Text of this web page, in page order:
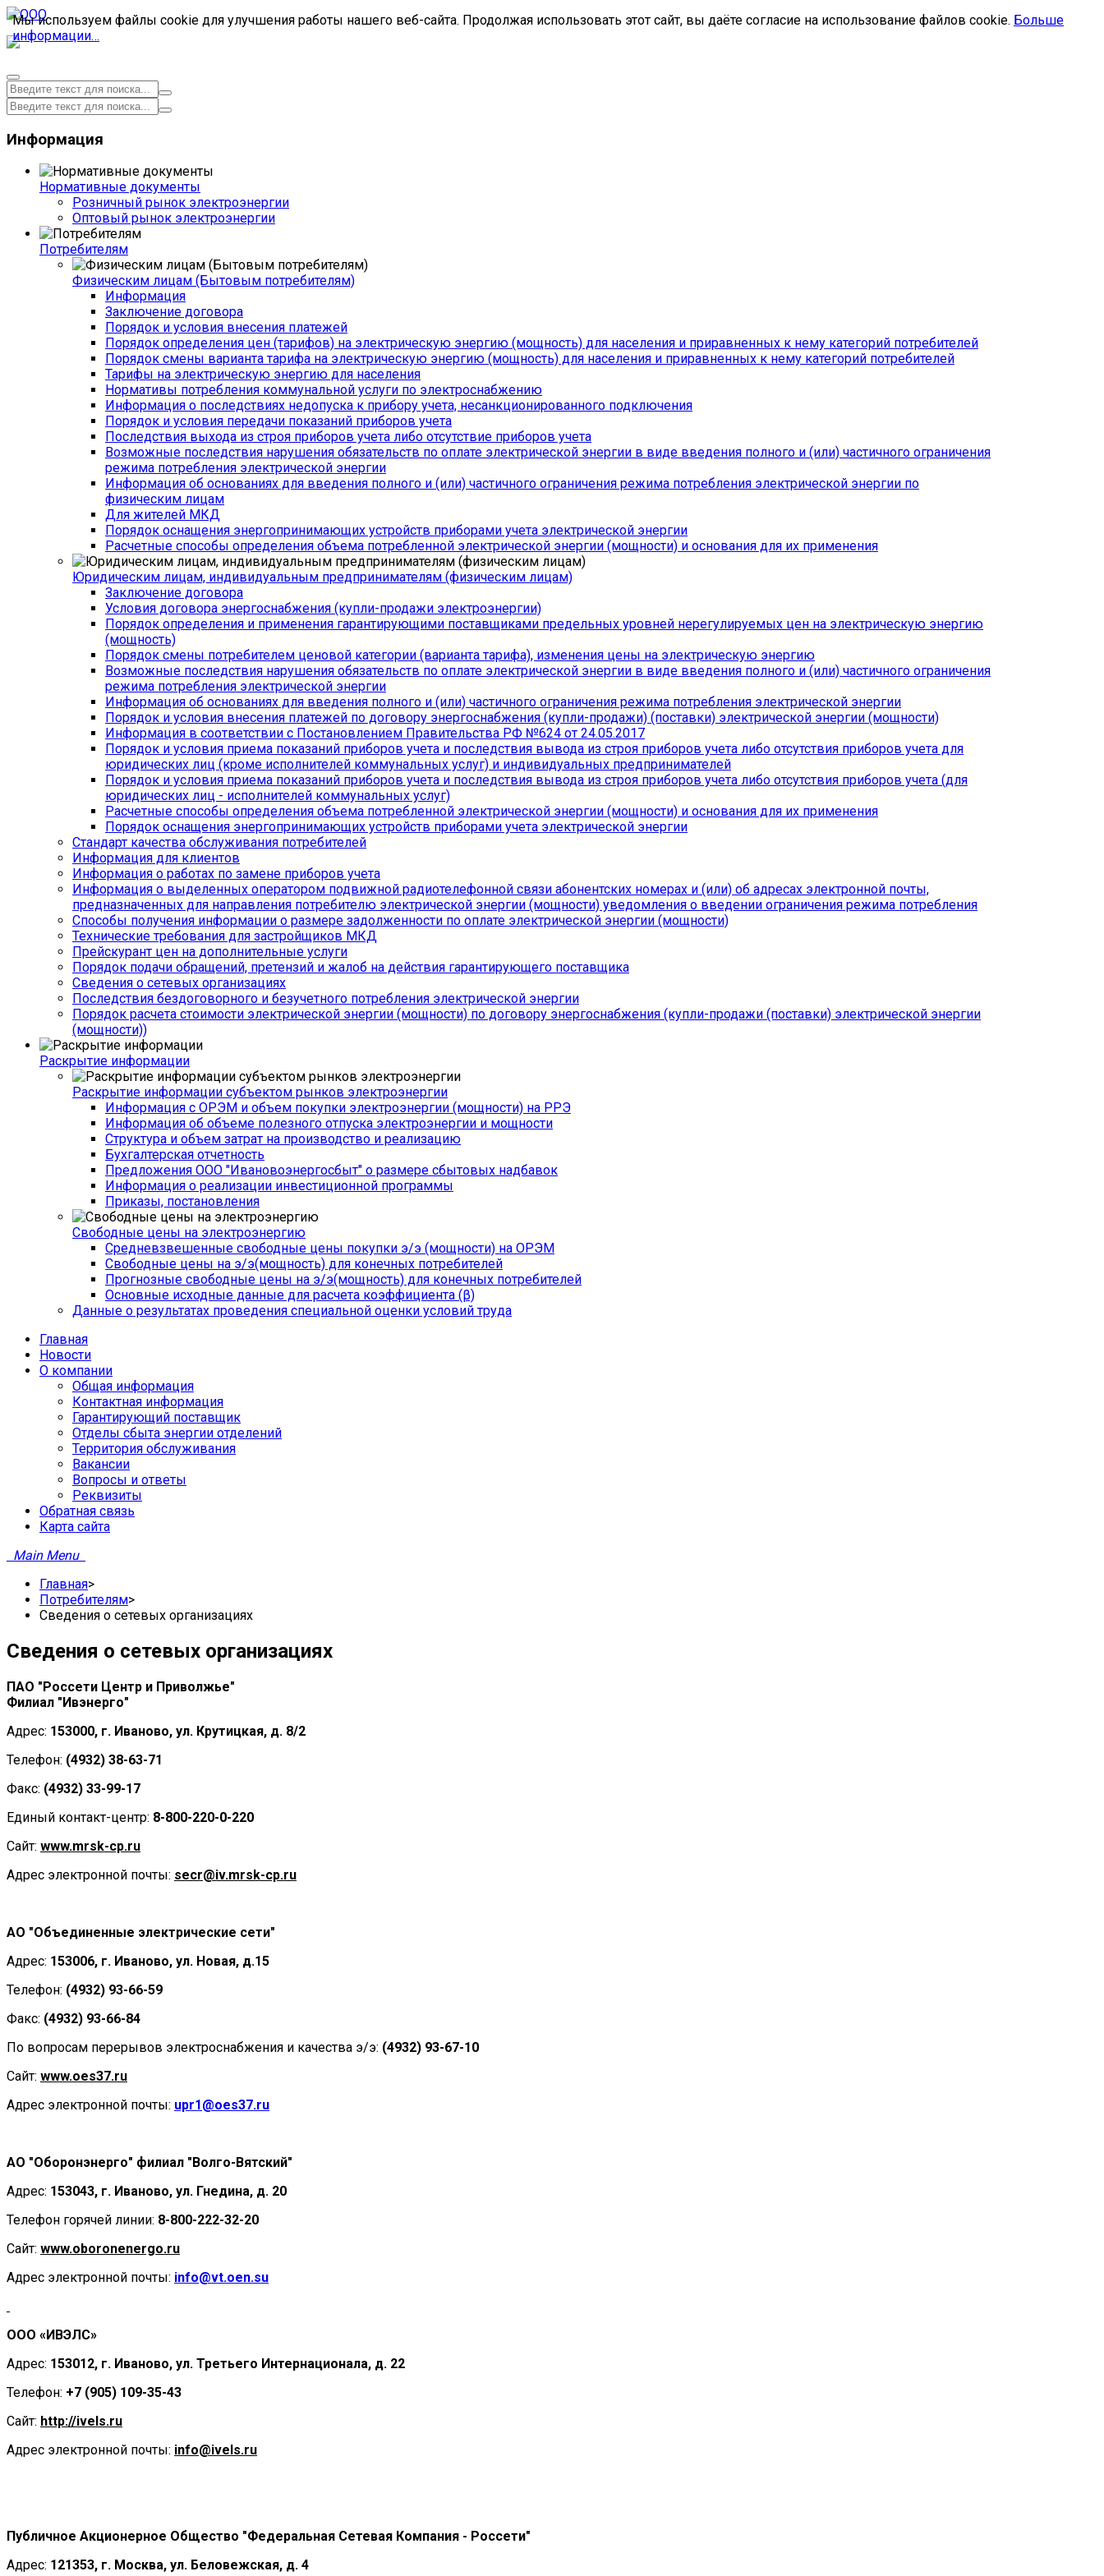
Информация
Нормативные документы
Розничный рынок электроэнергии
Оптовый рынок электроэнергии
Потребителям
Физическим лицам (Бытовым потребителям)
Информация
Заключение договора
Порядок и условия внесения платежей
Порядок определения цен (тарифов) на электрическую энергию (мощность) для населения и приравненных к нему категорий потребителей
Порядок смены варианта тарифа на электрическую энергию (мощность) для населения и приравненных к нему категорий потребителей
Тарифы на электрическую энергию для населения
Нормативы потребления коммунальной услуги по электроснабжению
Информация о последствиях недопуска к прибору учета, несанкционированного подключения
Порядок и условия передачи показаний приборов учета
Последствия выхода из строя приборов учета либо отсутствие приборов учета
Возможные последствия нарушения обязательств по оплате электрической энергии в виде введения полного и (или) частичного ограничения
режима потребления электрической энергии
Информация об основаниях для введения полного и (или) частичного ограничения режима потребления электрической энергии по
физическим лицам
Для жителей МКД
Порядок оснащения энергопринимающих устройств приборами учета электрической энергии
Расчетные способы определения объема потребленной электрической энергии (мощности) и основания для их применения
Юридическим лицам, индивидуальным предпринимателям (физическим лицам)
Заключение договора
Условия договора энергоснабжения (купли-продажи электроэнергии)
Порядок определения и применения гарантирующими поставщиками предельных уровней нерегулируемых цен на электрическую энергию
(мощность)
Порядок смены потребителем ценовой категории (варианта тарифа), изменения цены на электрическую энергию
Возможные последствия нарушения обязательств по оплате электрической энергии в виде введения полного и (или) частичного ограничения
режима потребления электрической энергии
Информация об основаниях для введения полного и (или) частичного ограничения режима потребления электрической энергии
Порядок и условия внесения платежей по договору энергоснабжения (купли-продажи) (поставки) электрической энергии (мощности)
Информация в соответствии с Постановлением Правительства РФ №624 от 24.05.2017
Порядок и условия приема показаний приборов учета и последствия вывода из строя приборов учета либо отсутствия приборов учета для
юридических лиц (кроме исполнителей коммунальных услуг) и индивидуальных предпринимателей
Порядок и условия приема показаний приборов учета и последствия вывода из строя приборов учета либо отсутствия приборов учета (для
юридических лиц - исполнителей коммунальных услуг)
Расчетные способы определения объема потребленной электрической энергии (мощности) и основания для их применения
Порядок оснащения энергопринимающих устройств приборами учета электрической энергии
Стандарт качества обслуживания потребителей
Информация для клиентов
Информация о работах по замене приборов учета
Информация о выделенных оператором подвижной радиотелефонной связи абонентских номерах и (или) об адресах электронной почты,
предназначенных для направления потребителю электрической энергии (мощности) уведомления о введении ограничения режима потребления
Способы получения информации о размере задолженности по оплате электрической энергии (мощности)
Технические требования для застройщиков МКД
Прейскурант цен на дополнительные услуги
Порядок подачи обращений, претензий и жалоб на действия гарантирующего поставщика
Сведения о сетевых организациях
Последствия бездоговорного и безучетного потребления электрической энергии
Порядок расчета стоимости электрической энергии (мощности) по договору энергоснабжения (купли-продажи (поставки) электрической энергии
(мощности))
Раскрытие информации
Раскрытие информации субъектом рынков электроэнергии
Информация с ОРЭМ и объем покупки электроэнергии (мощности) на РРЭ
Информация об объеме полезного отпуска электроэнергии и мощности
Структура и объем затрат на производство и реализацию
Бухгалтерская отчетность
Предложения ООО "Ивановоэнергосбыт" о размере сбытовых надбавок
Информация о реализации инвестиционной программы
Приказы, постановления
Свободные цены на электроэнергию
Средневзвешенные свободные цены покупки э/э (мощности) на ОРЭМ
Свободные цены на э/э(мощность) для конечных потребителей
Прогнозные свободные цены на э/э(мощность) для конечных потребителей
Основные исходные данные для расчета коэффициента (β)
Данные о результатах проведения специальной оценки условий труда
Главная
Новости
О компании
Общая информация
­Контактная информация
Гарантирующий поставщик
Отделы сбыта энергии отделений
Территория обслуживания
Вакансии
Вопросы и ответы
Реквизиты
­Обратная связь
Карта сайта
Main Menu
Главная>
Потребителям>
Сведения о сетевых организациях
Сведения о сетевых организациях
ПАО "Россети Центр и Приволжье"
Филиал "Ивэнерго"
Адрес: 153000, г. Иваново, ул. Крутицкая, д. 8/2
Телефон: (4932) 38-63-71
Факс: (4932) 33-99-17
Единый контакт-центр: 8-800-220-0-220
Сайт: www.mrsk-cp.ru
Адрес электронной почты: secr@iv.mrsk-cp.ru
АО "Объединенные электрические сети"
Адрес: 153006, г. Иваново, ул. Новая, д.15
Телефон: (4932) 93-66-59
Факс: (4932) 93-66-84
По вопросам перерывов электроснабжения и качества э/э: (4932) 93-67-10
Сайт: www.oes37.ru
Адрес электронной почты: upr1@oes37.ru
АО "Оборонэнерго" филиал "Волго-Вятский"
Адрес: 153043, г. Иваново, ул. Гнедина, д. 20
Телефон горячей линии: 8-800-222-32-20
Сайт: www.oboronenergo.ru
Адрес электронной почты: info@vt.oen.su
ООО «ИВЭЛС»
Адрес: 153012, г. Иваново, ул. Третьего Интернационала, д. 22
Телефон: +7 (905) 109-35-43
Сайт: http://ivels.ru
Адрес электронной почты: info@ivels.ru
Публичное Акционерное Общество "Федеральная Сетевая Компания - Россети"
Адрес: 121353, г. Москва, ул. Беловежская, д. 4
Мы используем файлы cookie для улучшения работы нашего веб-сайта. Продолжая использовать этот сайт, вы даёте согласие на использование файлов cookie. Больше
информации…